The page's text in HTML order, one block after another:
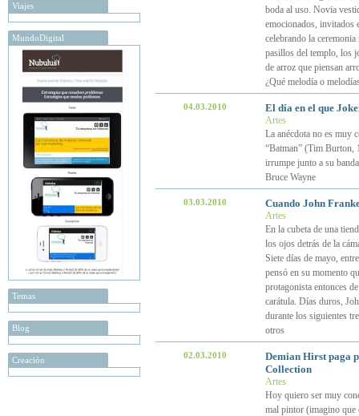
Viajes
MundoDigital
Temas
Blog
Creación
boda al uso. Novia
emocionados, invitados
celebrando la
pasillos del templo, los
de arroz que piensan
¿Qué melodía o
04.03.2010 El día en el que
Artes
La anécdota no es muy
“Batman” (Tim Burton,
irrumpe junto a su
Bruce Wayne
03.03.2010 Cuando John
Artes
En la cubeta de una
los ojos detrás de la
Siete días de mayo,
pensó en su momento
protagonista entonces
carátula. Días duros,
durante los siguientes
otros
02.03.2010
Demian Hirst paga
Collection
Artes
Hoy quiero ser muy
mal pintor (imagino que